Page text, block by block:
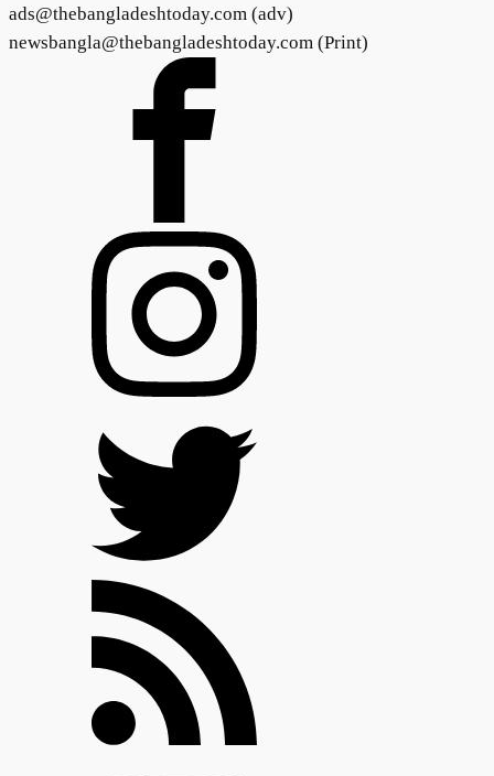
ads@thebangladeshtoday.com (adv)
newsbangla@thebangladeshtoday.com (Print)